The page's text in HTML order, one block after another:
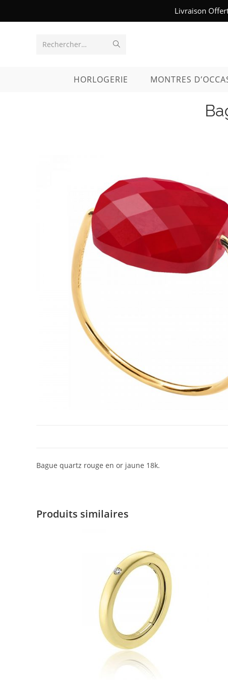
Livraison
Rechercher…
recherche
HORLOGERIE MONTRES
Bague quartz rouge en or jaune 18k.
Produits similaires